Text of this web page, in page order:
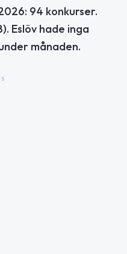
94 konkurser.
Eslöv hade inga
månaden.